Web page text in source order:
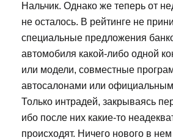
Нальчик. Однако же теперь от
не осталось. В рейтинге не
специальные предложения
автомобиля какой-либо одной
или модели, совместные
автосалонами или
Только интрадей, закрываясь
ибо после них какие-то
происходят. Ничего нового в нем